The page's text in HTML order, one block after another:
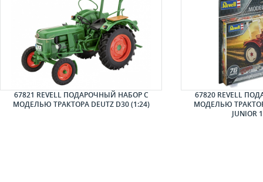
67821 REVELL ПОДАРОЧНЫЙ НАБОР С
МОДЕЛЬЮ ТРАКТОРА DEUTZ D30 (1:24)
67820 REVELL
МОДЕЛЬЮ
JUNIOR